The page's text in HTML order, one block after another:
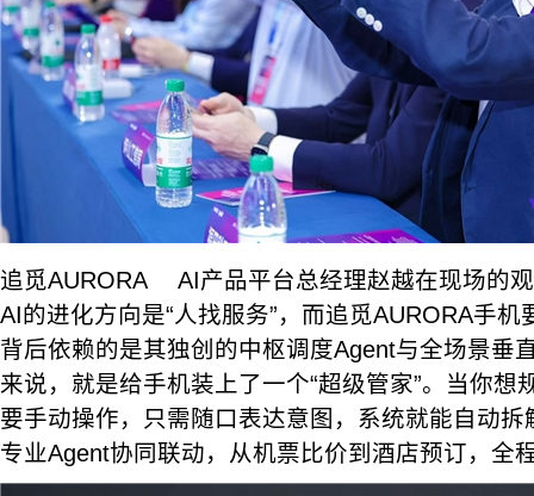
追觅AURORA AI产品平台总经理赵越在现场的
AI的进化方向是“人找服务”，而追觅AURORA手机
背后依赖的是其独创的中枢调度Agent与全场景垂
来说，就是给手机装上了一个“超级管家”。当你想
要手动操作，只需随口表达意图，系统就能自动
专业Agent协同联动，从机票比价到酒店预订，全